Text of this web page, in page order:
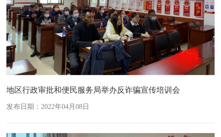
地区行政审批和便民服务局举办反诈骗宣传培训会
发布日期：2022年04月08日